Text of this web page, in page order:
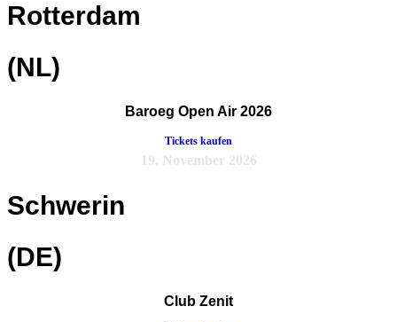
Rotterdam
(NL)
Baroeg Open Air 2026
Tickets kaufen
19. November 2026
Schwerin
(DE)
Club Zenit